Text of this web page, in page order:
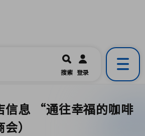
の地域情報ポータルアプリ
開く
搜索 登录
信息 “通往幸福的咖啡
）